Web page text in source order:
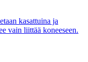
kasattuina ja
vain liittää koneeseen.